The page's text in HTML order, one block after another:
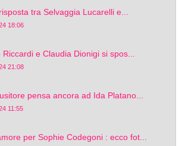
tra Selvaggia Lucarelli e...
18:06
e Claudia Dionigi si spos...
21:08
pensa ancora ad Ida Platano...
11:55
per Sophie Codegoni : ecco fot...